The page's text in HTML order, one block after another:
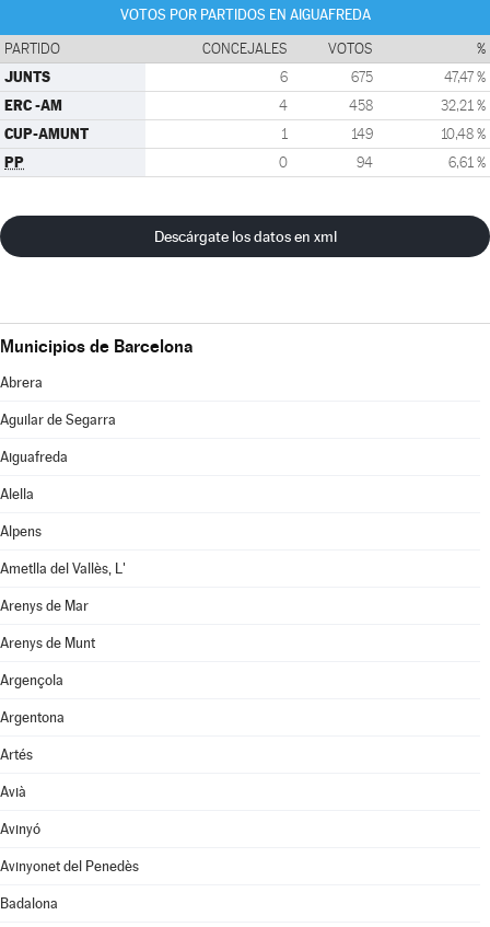
VOTOS POR PARTIDOS EN AIGUAFREDA
PARTIDO CONCEJALES VOTOS %
JUNTS 6 675 47,47 %
ERC -AM 4 458 32,21 %
CUP-AMUNT 1 149 10,48 %
PP 0 94 6,61 %
Descárgate los datos en xml
Municipios de Barcelona
Abrera
Aguilar de Segarra
Aiguafreda
Alella
Alpens
Ametlla del Vallès, L'
Arenys de Mar
Arenys de Munt
Argençola
Argentona
Artés
Avià
Avinyó
Avinyonet del Penedès
Badalona